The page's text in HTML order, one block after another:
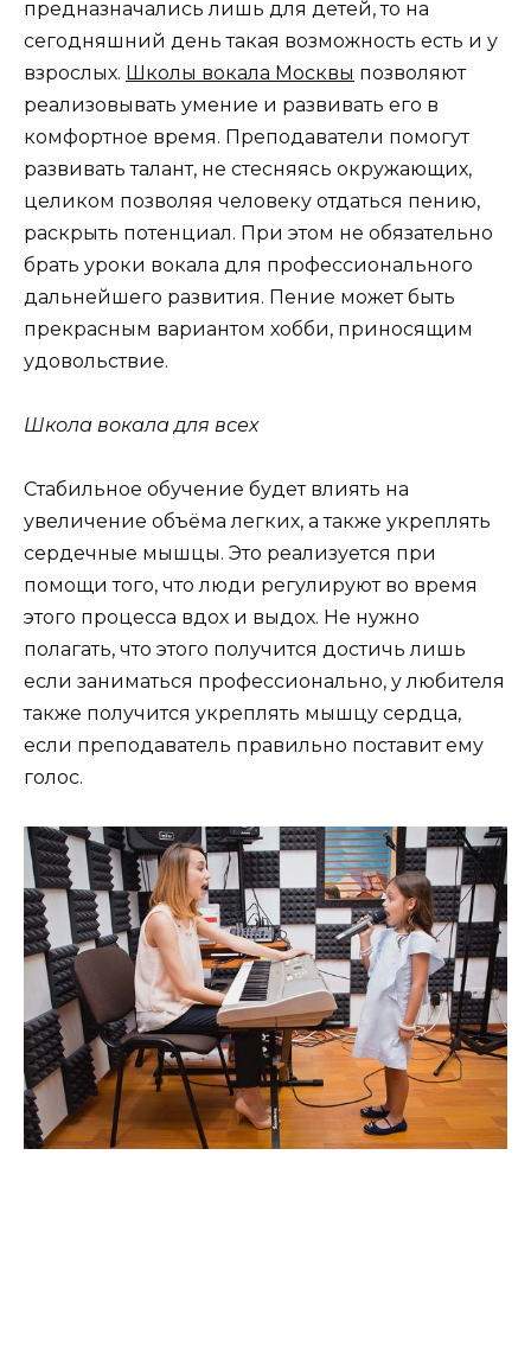
предназначались лишь для детей, то на
сегодняшний день такая возможность есть и у
взрослых. Школы вокала Москвы позволяют
реализовывать умение и развивать его в
комфортное время. Преподаватели помогут
развивать талант, не стесняясь окружающих,
целиком позволяя человеку отдаться пению,
раскрыть потенциал. При этом не обязательно
брать уроки вокала для профессионального
дальнейшего развития. Пение может быть
прекрасным вариантом хобби, приносящим
удовольствие.
Школа вокала для всех
Стабильное обучение будет влиять на
увеличение объёма легких, а также укреплять
сердечные мышцы. Это реализуется при
помощи того, что люди регулируют во время
этого процесса вдох и выдох. Не нужно
полагать, что этого получится достичь лишь
если заниматься профессионально, у любителя
также получится укреплять мышцу сердца,
если преподаватель правильно поставит ему
голос.